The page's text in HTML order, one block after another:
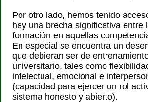
Por otro lado, hemos tenido
hay una brecha significativa
formación en aquellas
En especial se encuentra un
que debieran ser de
universitario, tales como
intelectual, emocional e
(capacidad para ejercer un rol
sistema honesto y abierto).